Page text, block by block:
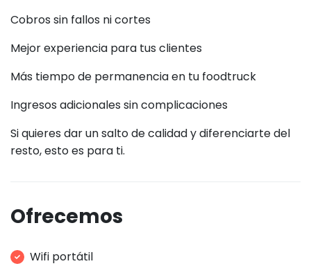
Cobros sin fallos ni cortes
Mejor experiencia para tus clientes
Más tiempo de permanencia en tu foodtruck
Ingresos adicionales sin complicaciones
Si quieres dar un salto de calidad y diferenciarte del
resto, esto es para ti.
Ofrecemos
Wifi portátil